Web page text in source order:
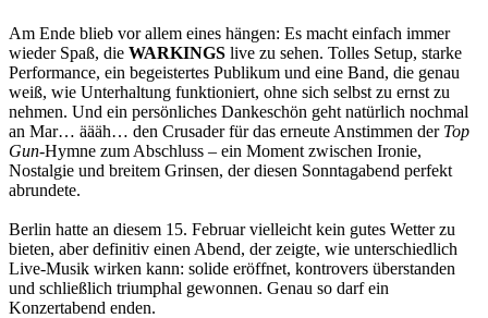
Am Ende blieb vor allem eines hängen: Es macht einfach immer
wieder Spaß, die WARKINGS live zu sehen. Tolles Setup, starke
Performance, ein begeistertes Publikum und eine Band, die genau
weiß, wie Unterhaltung funktioniert, ohne sich selbst zu ernst zu
nehmen. Und ein persönliches Dankeschön geht natürlich nochmal
an Mar… äääh… den Crusader für das erneute Anstimmen der Top
Gun-Hymne zum Abschluss – ein Moment zwischen Ironie,
Nostalgie und breitem Grinsen, der diesen Sonntagabend perfekt
abrundete.
Berlin hatte an diesem 15. Februar vielleicht kein gutes Wetter zu
bieten, aber definitiv einen Abend, der zeigte, wie unterschiedlich
Live-Musik wirken kann: solide eröffnet, kontrovers überstanden
und schließlich triumphal gewonnen. Genau so darf ein
Konzertabend enden.